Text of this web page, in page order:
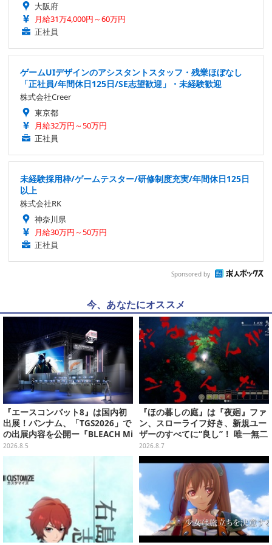
大阪府
月給31万4,000円～60万円
正社員
ゲームUIデザインのアシスタントスタッフ・残業ほぼなし
「正社員/年間休日125日/SE志望歓迎」・未経験歓迎
株式会社Creer
東京都
月給32万円～50万円
正社員
未経験採用枠/ゲームテスター/研修制度充実/年間休日125日
以上
株式会社RK
神奈川県
月給30万円～50万円
正社員
Sponsored by
今、あなたにオススメ
『エースコンバット8』は国内初
出展！バンナム、「TGS2026」で
の出展内容を公開ー『BLEACH Mi
rrors High』や『ONE PIECE 海
のごちそうレストラン』も遊べる
2026.8.5
『ほの暮しの庭』は『夜廻』ファ
ン、スローライフ好き、新規ユー
ザーのすべてに“良し”！ 唯一無二
の「不穏生活シム」恐怖も暮らし
もお好み次第【プレイレポ】
2026.8.7